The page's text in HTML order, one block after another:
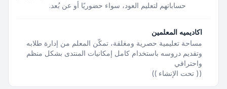
حساباتهم لتعليم العود، سواء حضوريًا أو عن بُعد.
اكاديميه المعلمين
مساحة تعليمية حصرية ومغلقة، تمكّن المعلم من إدارة طلابه
وتقديم دروسه باستخدام كامل إمكانيات المنتدى بشكل منظم
واحترافي
(( تحت الإنشاء ))